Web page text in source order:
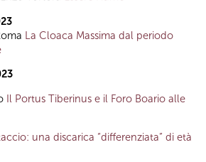
La Cloaca Massima dal periodo
Il Portus Tiberinus e il Foro Boario alle
una discarica “differenziata” di età